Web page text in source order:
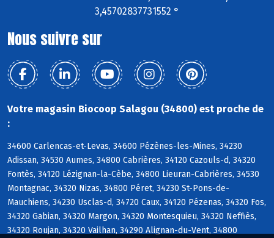
3,45702837731552 °
Nous suivre sur
Votre magasin Biocoop Salagou (34800) est proche de
:
34600 Carlencas-et-Levas, 34600 Pézènes-les-Mines, 34230
Adissan, 34530 Aumes, 34800 Cabrières, 34120 Cazouls-d, 34320
Fontès, 34120 Lézignan-la-Cèbe, 34800 Lieuran-Cabrières, 34530
Montagnac, 34320 Nizas, 34800 Péret, 34230 St-Pons-de-
Mauchiens, 34230 Usclas-d, 34720 Caux, 34120 Pézenas, 34320 Fos,
34320 Gabian, 34320 Margon, 34320 Montesquieu, 34320 Neffiès,
34320 Roujan, 34320 Vailhan, 34290 Alignan-du-Vent, 34800